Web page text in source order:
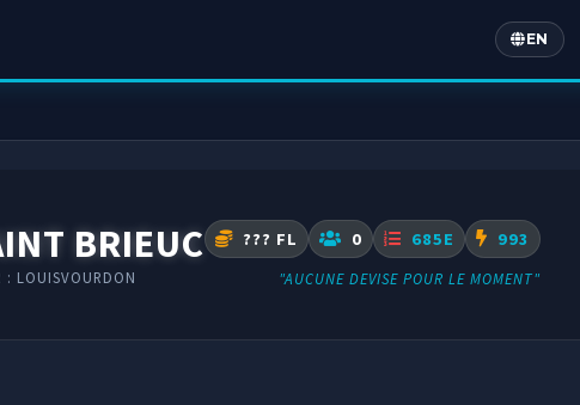
EN
English
BRIEUC
: LOUISVOURDON
??? FL 0 685E 993
"AUCUNE DEVISE POUR LE MOMENT"